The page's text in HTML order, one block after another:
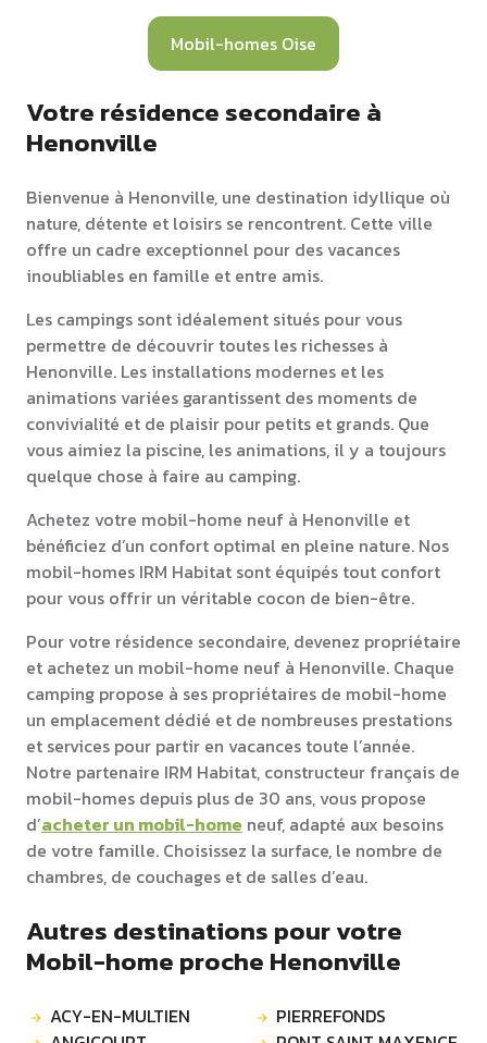
Mobil-homes Oise
Votre résidence secondaire à
Henonville
Bienvenue à Henonville, une destination idyllique où
nature, détente et loisirs se rencontrent. Cette ville
offre un cadre exceptionnel pour des vacances
inoubliables en famille et entre amis.
Les campings sont idéalement situés pour vous
permettre de découvrir toutes les richesses à
Henonville. Les installations modernes et les
animations variées garantissent des moments de
convivialité et de plaisir pour petits et grands. Que
vous aimiez la piscine, les animations, il y a toujours
quelque chose à faire au camping.
Achetez votre mobil-home neuf à Henonville et
bénéficiez d’un confort optimal en pleine nature. Nos
mobil-homes IRM Habitat sont équipés tout confort
pour vous offrir un véritable cocon de bien-être.
Pour votre résidence secondaire, devenez propriétaire
et achetez un mobil-home neuf à Henonville. Chaque
camping propose à ses propriétaires de mobil-home
un emplacement dédié et de nombreuses prestations
et services pour partir en vacances toute l’année.
Notre partenaire IRM Habitat, constructeur français de
mobil-homes depuis plus de 30 ans, vous propose
d’acheter un mobil-home neuf, adapté aux besoins
de votre famille. Choisissez la surface, le nombre de
chambres, de couchages et de salles d’eau.
Autres destinations pour votre
Mobil-home proche Henonville
ACY-EN-MULTIEN
PIERREFONDS